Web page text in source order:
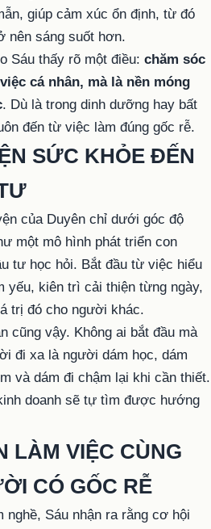
giúp cảm xúc ổn định, từ đó
nên sáng suốt hơn.
Sáu thấy rõ một điều: chăm sóc
cá nhân, mà là nền móng
. Dù là trong dinh dưỡng hay bất
đến từ việc làm đúng gốc rễ.
SỨC KHỎE ĐẾN
của Duyên chỉ dưới góc độ
một mô hình phát triển con
tư học hỏi. Bắt đầu từ việc hiểu
yếu, kiên trì cải thiện từng ngày,
trị đó cho người khác.
cũng vậy. Không ai bắt đầu mà
đi xa là người dám học, dám
và dám đi chậm lại khi cần thiết.
doanh sẽ tự tìm được hướng
LÀM VIỆC CÙNG
CÓ GỐC RỄ
nghề, Sáu nhận ra rằng cơ hội